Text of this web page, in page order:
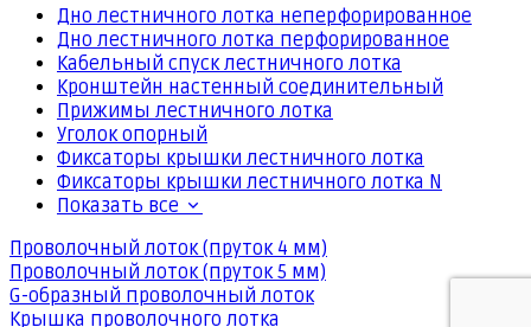
Дно лестничного лотка неперфорированное
Дно лестничного лотка перфорированное
Кабельный спуск лестничного лотка
Кронштейн настенный соединительный
Прижимы лестничного лотка
Уголок опорный
Фиксаторы крышки лестничного лотка
Фиксаторы крышки лестничного лотка N
Показать все
Проволочный лоток (пруток 4 мм)
Проволочный лоток (пруток 5 мм)
G-образный проволочный лоток
Крышка проволочного лотка